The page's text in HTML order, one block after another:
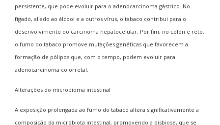
persistente, que pode evoluir para o adenocarcinoma gástrico. No
fígado, aliado ao álcool e a outros vírus, o tabaco contribui para o
desenvolvimento do carcinoma hepatocelular. Por fim, no cólon e reto,
o fumo do tabaco promove mutações genéticas que favorecem a
formação de pólipos que, com o tempo, podem evoluir para
adenocarcinoma colorretal.
Alterações do microbioma intestinal
A exposição prolongada ao fumo do tabaco altera significativamente a
composição da microbiota intestinal, promovendo a disbiose, que se